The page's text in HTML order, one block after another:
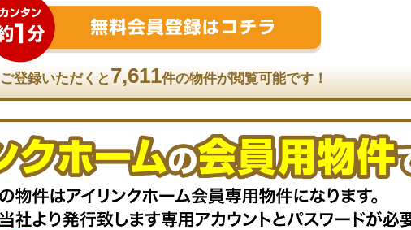
ご登録いただくと7,611件の物件が閲覧可能です！